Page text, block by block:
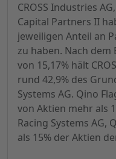
CROSS Industries
Capital Partners II
jeweiligen Anteil an
zu haben. Nach dem
von 15,17% hält
rund 42,9% des
Systems AG. Qino
von Aktien mehr als
Racing Systems AG,
als 15% der Aktien